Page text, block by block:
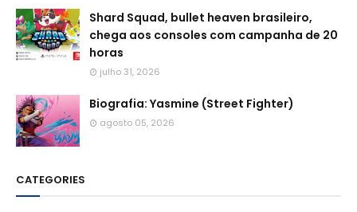
Shard Squad, bullet heaven brasileiro,
chega aos consoles com campanha de 20
horas
julho 31, 2026
Biografia: Yasmine (Street Fighter)
agosto 05, 2026
CATEGORIES